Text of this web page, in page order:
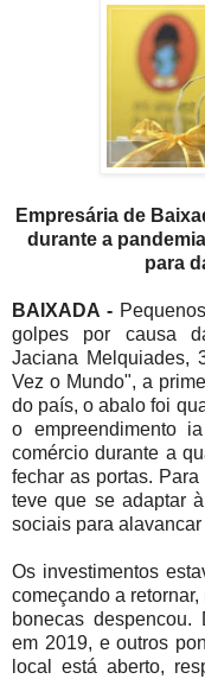
Empresária de
durante a
para
BAIXADA -
golpes por causa
Jaciana Melquiades,
Vez o Mundo", a
do país, o abalo foi
o empreendimento
comércio durante a
fechar as portas.
teve que se adaptar
sociais para alavancar
Os investimentos
começando a
bonecas
em 2019, e outros
local está aberto,